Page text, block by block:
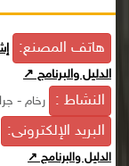
هاتف المصنع:
الدليل والبرنامج ↗
النشاط : رخام -
البريد الإلكترونى:
الدليل والبرنامج ↗